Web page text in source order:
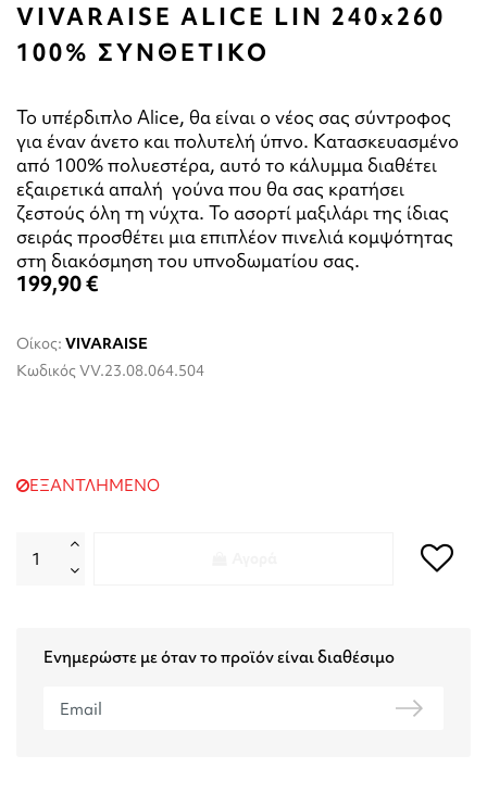
VIVARAISE ALICE LIN 240x260
100% ΣΥΝΘΕΤΙΚΟ
Το υπέρδιπλο Alice, θα είναι ο νέος σας σύντροφος
για έναν άνετο και πολυτελή ύπνο. Κατασκευασμένο
από 100% πολυεστέρα, αυτό το κάλυμμα διαθέτει
εξαιρετικά απαλή γούνα που θα σας κρατήσει
ζεστούς όλη τη νύχτα. Το ασορτί μαξιλάρι της ίδιας
σειράς προσθέτει μια επιπλέον πινελιά κομψότητας
στη διακόσμηση του υπνοδωματίου σας.
199,90 €
Οίκος: VIVARAISE
Κωδικός VV.23.08.064.504
ΕΞΑΝΤΛΗΜΕΝΟ
Ενημερώστε με όταν το προϊόν είναι διαθέσιμο